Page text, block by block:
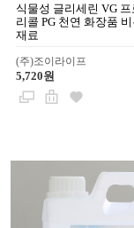
식물성 글리세린 VG
리콜 PG 천연 화장품
재료
(주)조이라이프
5,720원